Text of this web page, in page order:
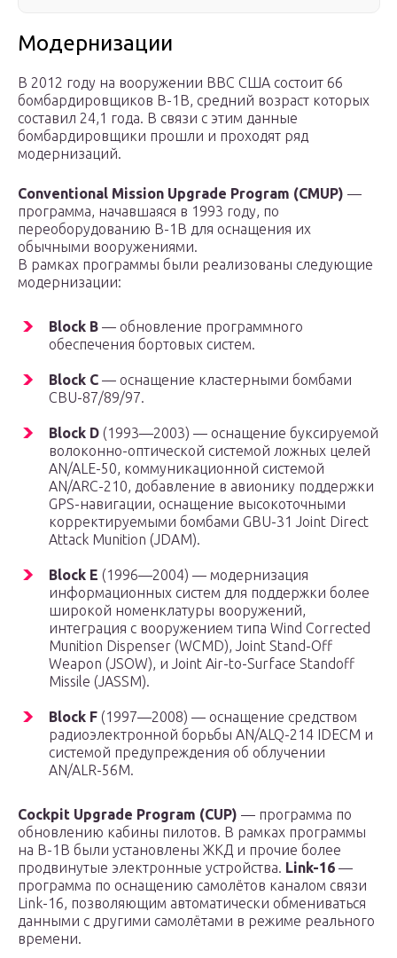
Модернизации
В 2012 году на вооружении ВВС США состоит 66
бомбардировщиков B-1B, средний возраст которых
составил 24,1 года. В связи с этим данные
бомбардировщики прошли и проходят ряд
модернизаций.
Conventional Mission Upgrade Program (CMUP) —
программа, начавшаяся в 1993 году, по
переоборудованию B-1B для оснащения их
обычными вооружениями.
В рамках программы были реализованы следующие
модернизации:
Block B — обновление программного
обеспечения бортовых систем.
Block С — оснащение кластерными бомбами
CBU-87/89/97.
Block D (1993—2003) — оснащение буксируемой
волоконно-оптической системой ложных целей
AN/ALE-50, коммуникационной системой
AN/ARC-210, добавление в авионику поддержки
GPS-навигации, оснащение высокоточными
корректируемыми бомбами GBU-31 Joint Direct
Attack Munition (JDAM).
Block E (1996—2004) — модернизация
информационных систем для поддержки более
широкой номенклатуры вооружений,
интеграция с вооружением типа Wind Corrected
Munition Dispenser (WCMD), Joint Stand-Off
Weapon (JSOW), и Joint Air-to-Surface Standoff
Missile (JASSM).
Block F (1997—2008) — оснащение средством
радиоэлектронной борьбы AN/ALQ-214 IDECM и
системой предупреждения об облучении
AN/ALR-56M.
Cockpit Upgrade Program (CUP) — программа по
обновлению кабины пилотов. В рамках программы
на B-1B были установлены ЖКД и прочие более
продвинутые электронные устройства. Link-16 —
программа по оснащению самолётов каналом связи
Link-16, позволяющим автоматически обмениваться
данными с другими самолётами в режиме реального
времени.